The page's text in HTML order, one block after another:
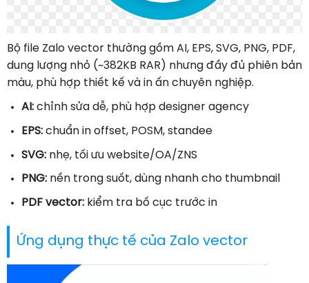
Bộ file Zalo vector thường gồm AI, EPS, SVG, PNG, PDF,
dung lượng nhỏ (~382KB RAR) nhưng đầy đủ phiên bản
màu, phù hợp thiết kế và in ấn chuyên nghiệp.
AI:chỉnh sửa dễ, phù hợp designer agency
EPS:chuẩn in offset, POSM, standee
SVG:nhẹ, tối ưu website/OA/ZNS
PNG:nền trong suốt, dùng nhanh cho thumbnail
PDF vector:kiểm tra bố cục trước in
Ứng dụng thực tế của Zalo vector